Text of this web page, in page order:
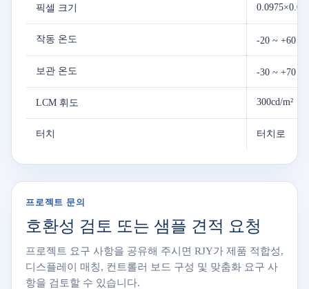
픽셀 크기
작동 온도 -20 ~ +60 ℃
보관 온도 -30 ~ +70 ℃
LCM 휘도 300cd/m²
터치 터치로
프로젝트 문의
호환성 검토 또는 샘플 견적 요청
프로젝트 요구 사항을 공유해 주시면 RJY가 제품 적합성,
디스플레이 매칭, 컨트롤러 보드 구성 및 맞춤화 요구 사
항을 검토할 수 있습니다.